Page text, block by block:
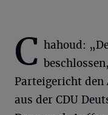
C hahoud:
Parteigericht den
aus der CDU